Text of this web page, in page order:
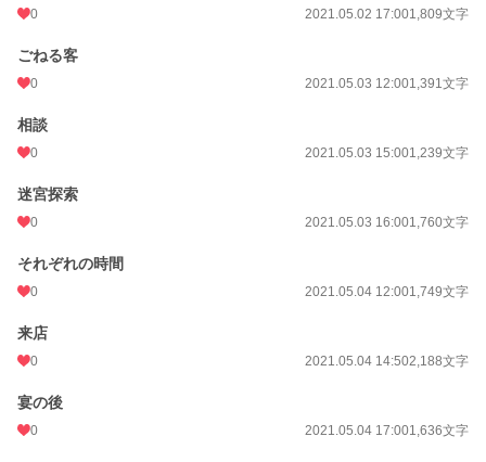
0 2021.05.02 17:001,809文字
ごねる客
0 2021.05.03 12:001,391文字
相談
0 2021.05.03 15:001,239文字
迷宮探索
0 2021.05.03 16:001,760文字
それぞれの時間
0 2021.05.04 12:001,749文字
来店
0 2021.05.04 14:502,188文字
宴の後
0 2021.05.04 17:001,636文字